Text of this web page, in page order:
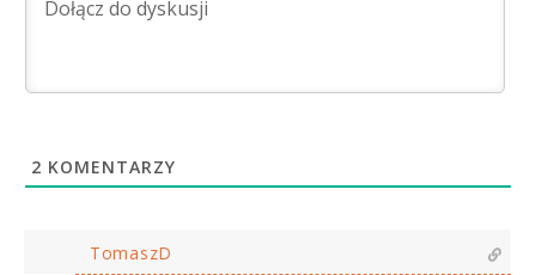
2 KOMENTARZY
TomaszD